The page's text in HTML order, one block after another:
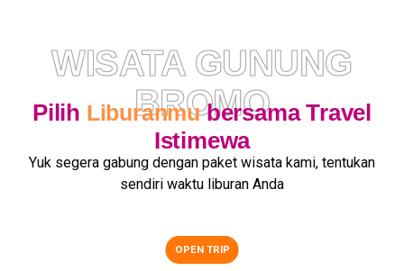
WISATA GUNUNG
BROMO
Pilih Liburanmubersama Travel
Istimewa
Yuk segera gabung dengan paket wisata kami, tentukan
sendiri waktu liburan Anda
OPEN TRIP